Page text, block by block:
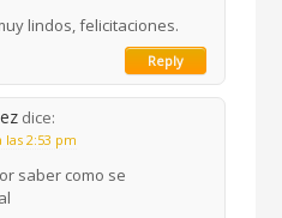
lindos, felicitaciones.
Reply
dice:
las 2:53 pm
saber como se